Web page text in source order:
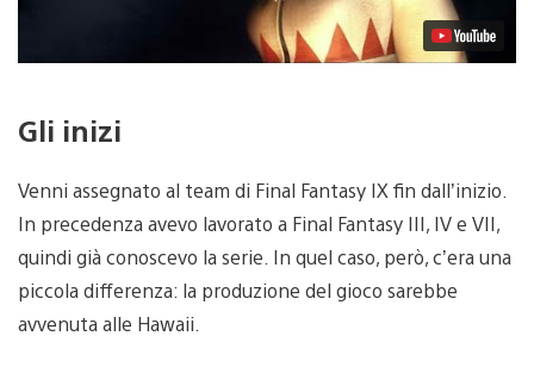
Gli inizi
Venni assegnato al team di Final Fantasy IX fin dall’inizio.
In precedenza avevo lavorato a Final Fantasy III, IV e VII,
quindi già conoscevo la serie. In quel caso, però, c’era una
piccola differenza: la produzione del gioco sarebbe
avvenuta alle Hawaii.